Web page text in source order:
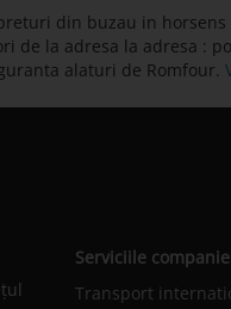
din buzau in
de la adresa la adresa
alaturi de Romfour.
Serviciile
Transport